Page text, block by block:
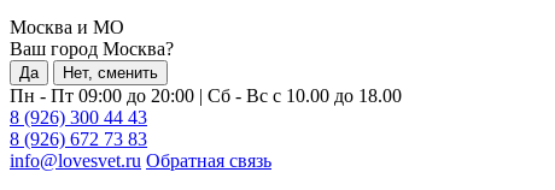
Москва и МО
Ваш город Москва?
Да Нет, сменить
Пн - Пт 09:00 до 20:00 | Сб - Вс с 10.00 до 18.00
8 (926) 300 44 43
8 (926) 672 73 83
info@lovesvet.ru Обратная связь